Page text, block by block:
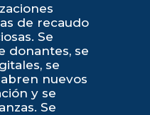
de recaudo
Se
donantes, se
se
nuevos
y se
Se